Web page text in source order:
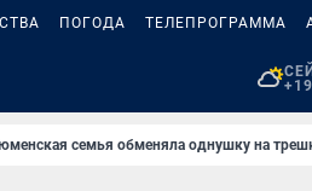
ПОГОДА ТЕЛЕПРОГРАММА
семья обменяла однушку на